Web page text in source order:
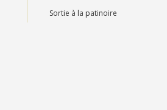
Sortie à la patinoire